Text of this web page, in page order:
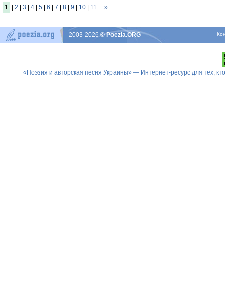
1 | 2 | 3 | 4 | 5 | 6 | 7 | 8 | 9 | 10 | 11 »
2003-2026© Poezia.ORG
«Поэзия и авторская песня Украины» — Интернет-ресурс для тех,